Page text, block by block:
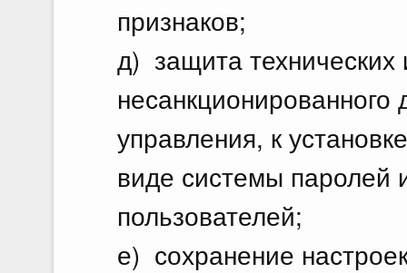
признаков;
д) защита технических
несанкционированного
управления, к
виде системы паролей
пользователей;
е) сохранение